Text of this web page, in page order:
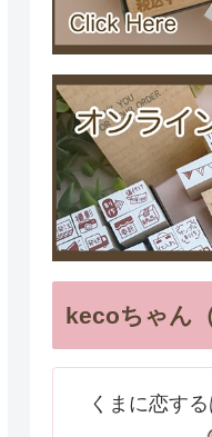
kecoちゃん
くまに恋す